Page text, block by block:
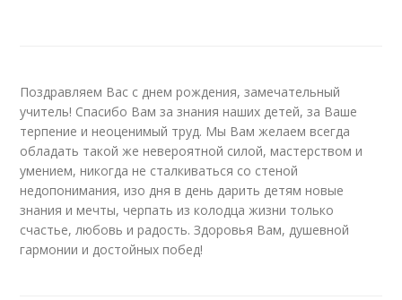
Поздравляем Вас с днем рождения, замечательный
учитель! Спасибо Вам за знания наших детей, за Ваше
терпение и неоценимый труд. Мы Вам желаем всегда
обладать такой же невероятной силой, мастерством и
умением, никогда не сталкиваться со стеной
недопонимания, изо дня в день дарить детям новые
знания и мечты, черпать из колодца жизни только
счастье, любовь и радость. Здоровья Вам, душевной
гармонии и достойных побед!